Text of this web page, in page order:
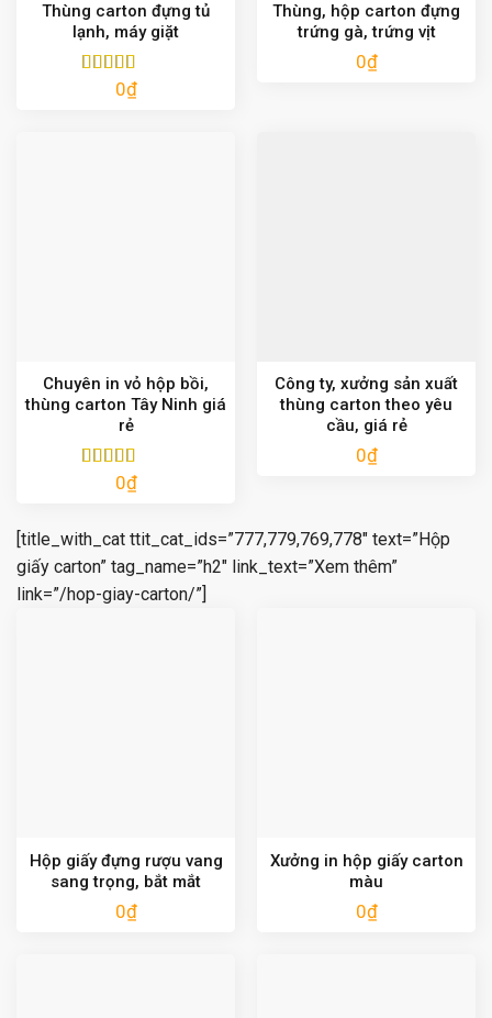
Thùng carton đựng tủ
lạnh, máy giặt
Được xếp
0₫
Thùng, hộp carton đựng
trứng gà, trứng vịt
0₫
Chuyên in vỏ hộp bồi,
thùng carton Tây Ninh giá
rẻ
Được xếp
0₫
Công ty, xưởng sản xuất
thùng carton theo yêu
cầu, giá rẻ
0₫
[title_with_cat ttit_cat_ids=”777,779,769,778″ text=”Hộp
giấy carton” tag_name=”h2″ link_text=”Xem thêm”
link=”/hop-giay-carton/”]
Hộp giấy đựng rượu vang
sang trọng, bắt mắt
0₫
Xưởng in hộp giấy carton
màu
0₫